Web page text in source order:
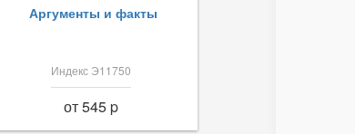
Аргументы и факты
Индекс Э11750
от 545 p